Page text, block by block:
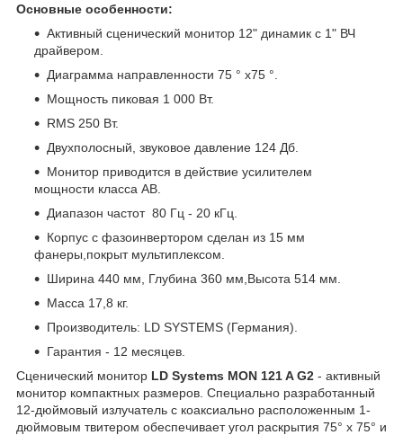
Основные особенности:
Активный сценический монитор 12" динамик с 1" ВЧ
драйвером.
Диаграмма направленности 75 ° x75 °.
Мощность пиковая 1 000 Вт.
RMS 250 Вт.
Двухполосный, звуковое давление 124 Дб.
Монитор приводится в действие усилителем
мощности класса AB.
Диапазон частот 80 Гц - 20 кГц.
Корпус с фазоинвертором сделан из 15 мм
фанеры,покрыт мультиплексом.
Ширина 440 мм, Глубина 360 мм,Высота 514 мм.
Масса 17,8 кг.
Производитель: LD SYSTEMS (Германия).
Гарантия - 12 месяцев.
Сценический монитор LD Systems MON 121 A G2 - активный
монитор компактных размеров. Специально разработанный
12-дюймовый излучатель с коаксиально расположенным 1-
дюймовым твитером обеспечивает угол раскрытия 75° x 75° и